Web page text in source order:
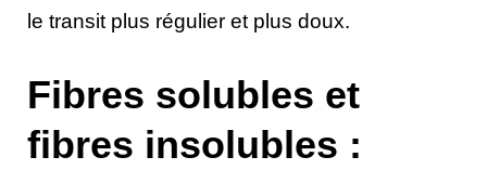
le transit plus régulier et plus doux.
Fibres solubles et
fibres insolubles :